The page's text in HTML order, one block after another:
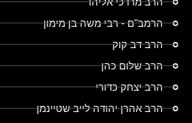
הרמב"ם - רבי משה בן מימון
הרב דב קוק
הרב שלום כהן
הרב יצחק כדורי
הרב אהרן יהודה לייב שטיינמן